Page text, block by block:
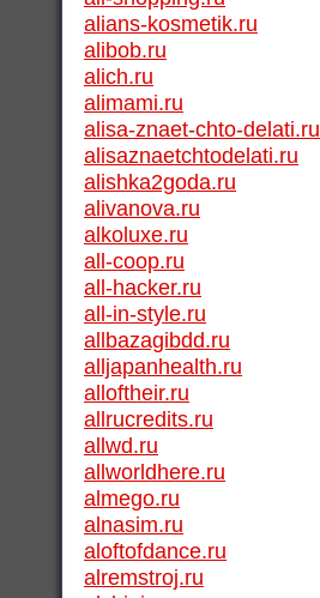
alians-kosmetik.ru
alibob.ru
alich.ru
alimami.ru
alisa-znaet-chto-delati.ru
alisaznaetchtodelati.ru
alishka2goda.ru
alivanova.ru
alkoluxe.ru
all-coop.ru
all-hacker.ru
all-in-style.ru
allbazagibdd.ru
alljapanhealth.ru
alloftheir.ru
allrucredits.ru
allwd.ru
allworldhere.ru
almego.ru
alnasim.ru
aloftofdance.ru
alremstroj.ru